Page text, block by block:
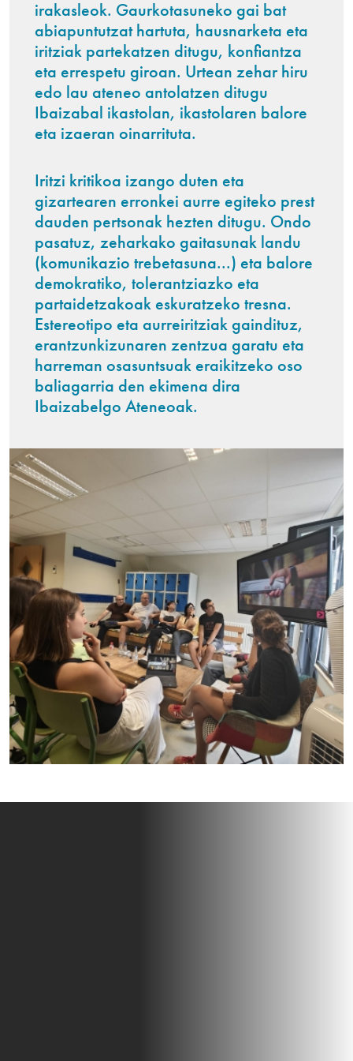
irakasleok. Gaurkotasuneko gai bat
abiapuntutzat hartuta, hausnarketa eta
iritziak partekatzen ditugu, konfiantza
eta errespetu giroan. Urtean zehar hiru
edo lau ateneo antolatzen ditugu
Ibaizabal ikastolan, ikastolaren balore
eta izaeran oinarrituta.
Iritzi kritikoa izango duten eta
gizartearen erronkei aurre egiteko prest
dauden pertsonak hezten ditugu. Ondo
pasatuz, zeharkako gaitasunak landu
(komunikazio trebetasuna...) eta balore
demokratiko, tolerantziazko eta
partaidetzakoak eskuratzeko tresna.
Estereotipo eta aurreiritziak gaindituz,
erantzunkizunaren zentzua garatu eta
harreman osasuntsuak eraikitzeko oso
baliagarria den ekimena dira
Ibaizabelgo Ateneoak.